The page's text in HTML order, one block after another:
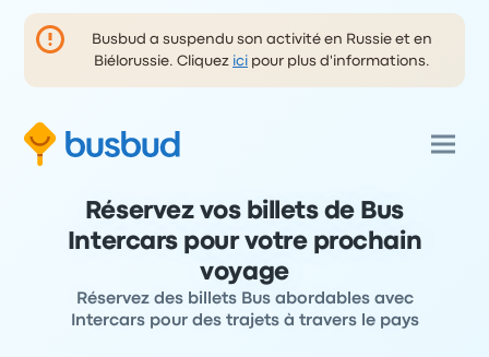
Busbud a suspendu son activité en Russie et en
Biélorussie. Cliquez ici pour plus d'informations.
Réservez vos billets de Bus
Intercars pour votre prochain
voyage
Réservez des billets Bus abordables avec
Intercars pour des trajets à travers le pays